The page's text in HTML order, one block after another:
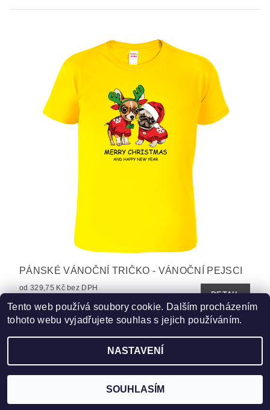
PÁNSKÉ VÁNOČNÍ TRIČKO - VÁNOČNÍ PEJSCI
od 329,75 Kč bez DPH
od399 Kč
DETAIL
2026 ©www.HobbyTriko.cz, všechna práva vyhrazenaUpravit nastavení cookies
Vytvořil Shoptet
Tento web používá soubory cookie. Dalším procházením
tohoto webu vyjadřujete souhlas s jejich používáním.
NASTAVENÍ
SOUHLASÍM